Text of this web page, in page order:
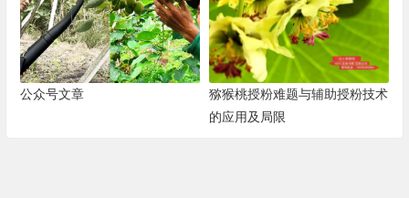
公众号文章
猕猴桃授粉难题与辅助授粉技术
的应用及局限